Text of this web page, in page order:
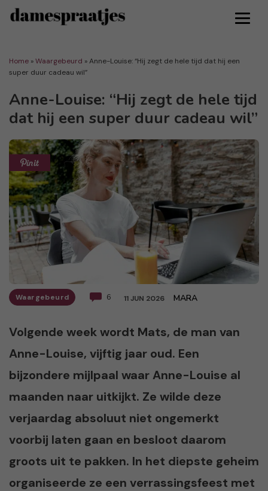
Home »Waargebeurd »Anne-Louise: “Hij zegt de hele tijd dat hij een
super duur cadeau wil”
Anne-Louise: “Hij zegt de hele tijd
dat hij een super duur cadeau wil”
Waargebeurd 6 11 JUN 2026 MARA
Volgende week wordt Mats, de man van
Anne-Louise, vijftig jaar oud. Een
bijzondere mijlpaal waar Anne-Louise al
maanden naar uitkijkt. Ze wilde deze
verjaardag absoluut niet ongemerkt
voorbij laten gaan en besloot daarom
groots uit te pakken. In het diepste geheim
organiseerde ze een verrassingsfeest met